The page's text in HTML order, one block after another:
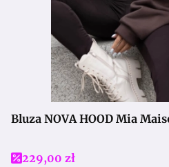
Bluza NOVA HOOD Mia
Cena promocyjna
229,00 zł